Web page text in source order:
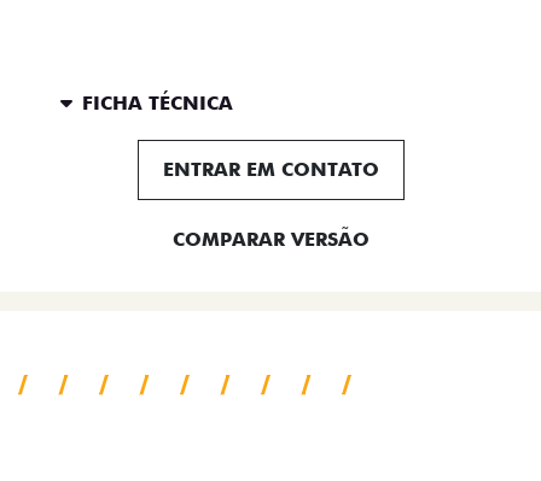
FICHA TÉCNICA
ENTRAR EM CONTATO
COMPARAR VERSÃO